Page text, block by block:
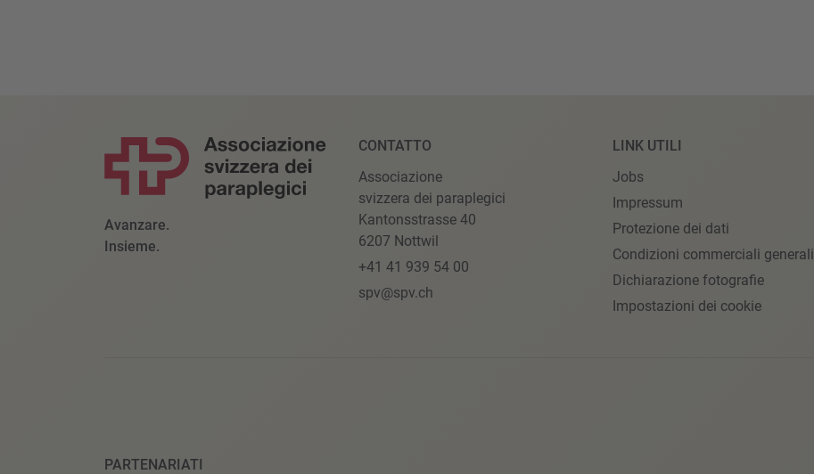
Avanzare.
Insieme.
CONTATTO
Associazione
svizzera dei paraplegici
Kantonsstrasse 40
6207 Nottwil
+41 41 939 54 00
spv@spv.ch
LINK UTILI
Jobs
Impressum
Protezione dei dati
Condizioni commerciali generali
Dichiarazione fotografie
Impostazioni dei cookie
PARTENARIATI